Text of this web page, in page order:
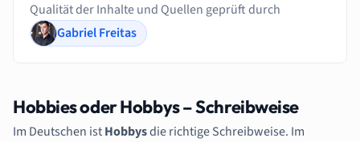
Qualität der Inhalte und Quellen geprüft durch
Gabriel Freitas
Hobbies oder Hobbys – Schreibweise
Im Deutschen istHobbysdie richtige Schreibweise. Im